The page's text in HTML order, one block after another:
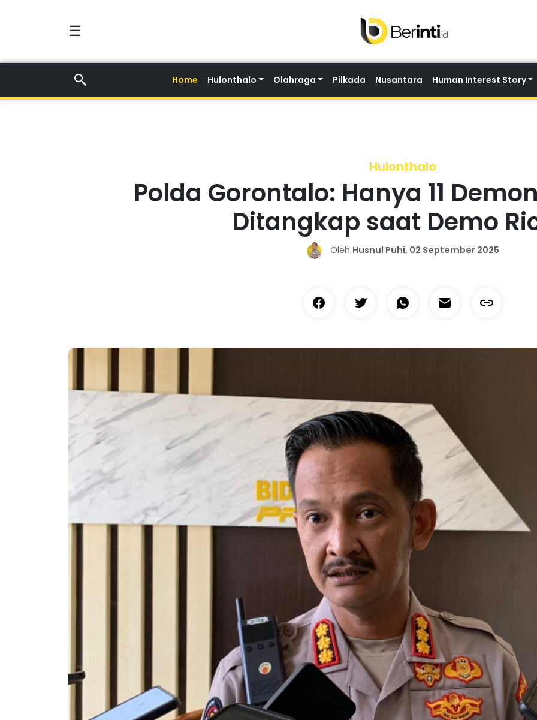
☰
Home Hulonthalo Olahraga Pilkada Nusantara Human Interest Story
Hulonthalo
Polda Gorontalo: Hanya 11
Ditangkap saat Demo
Oleh Husnul Puhi, 02 September 2025